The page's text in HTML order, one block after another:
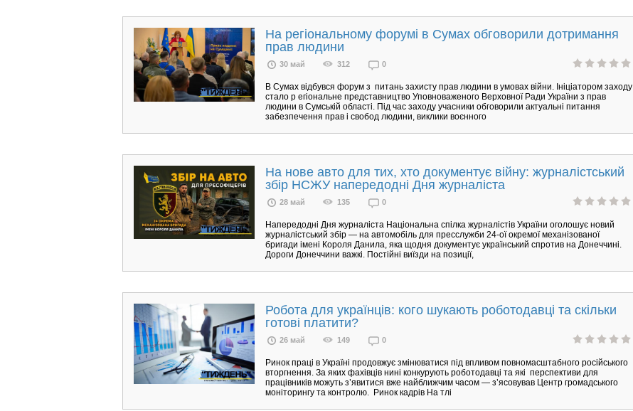
На регіональному форумі в Сумах обговорили дотримання
прав людини
30 май 312 0
В Сумах відбувся форум з питань захисту прав людини в умовах війни. Ініціатором заходу
стало р егіональне представництво Уповноваженого Верховної Ради України з прав
людини в Сумській області. Під час заходу учасники обговорили актуальні питання
забезпечення прав і свобод людини, виклики воєнного
На нове авто для тих, хто документує війну: журналістський
збір НСЖУ напередодні Дня журналіста
28 май 135 0
Напередодні Дня журналіста Національна спілка журналістів України оголошує новий
журналістський збір — на автомобіль для пресслужби 24-ої окремої механізованої
бригади імені Короля Данила, яка щодня документує український спротив на Донеччині.
Дороги Донеччини важкі. Постійні виїзди на позиції,
Робота для українців: кого шукають роботодавці та скільки
готові платити?
26 май 149 0
Ринок праці в Україні продовжує змінюватися під впливом повномасштабного російського
вторгнення. За яких фахівців нині конкурують роботодавці та які перспективи для
працівників можуть з’явитися вже найближчим часом — з’ясовував Центр громадського
моніторингу та контролю. Ринок кадрів На тлі